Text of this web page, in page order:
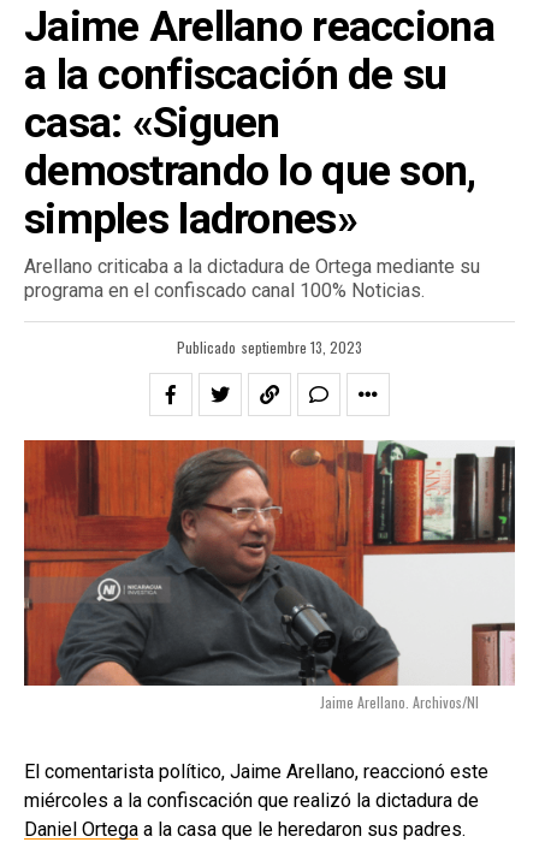
Jaime Arellano reacciona
a la confiscación de su
casa: «Siguen
demostrando lo que son,
simples ladrones»
Arellano criticaba a la dictadura de Ortega mediante su
programa en el confiscado canal 100% Noticias.
Publicado septiembre 13, 2023
Jaime Arellano. Archivos/NI
El comentarista político, Jaime Arellano, reaccionó este
miércoles a la confiscación que realizó la dictadura de
Daniel Ortega a la casa que le heredaron sus padres.